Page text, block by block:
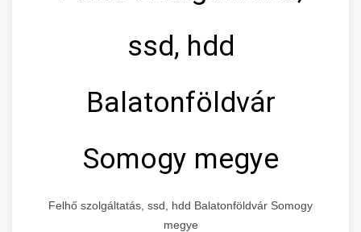
ssd, hdd
Balatonföldvár
Somogy megye
Felhő szolgáltatás, ssd, hdd Balatonföldvár Somogy
megye